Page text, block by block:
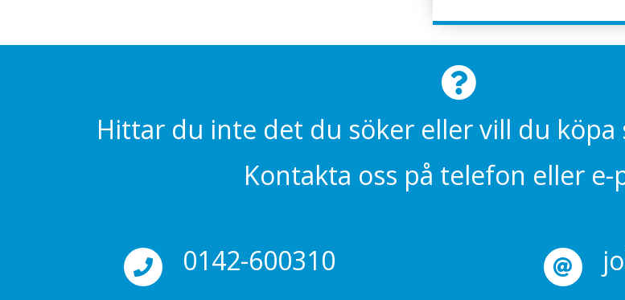
Hittar du inte det du söker eller vill du köpa
Kontakta oss på telefon eller e-
0142-600310